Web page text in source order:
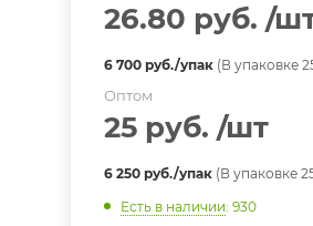
26.80 руб. /
6 700 руб./упак(В упаковке
Оптом
25 руб. /шт
6 250 руб./упак(В упаковке
Есть в наличии: 930